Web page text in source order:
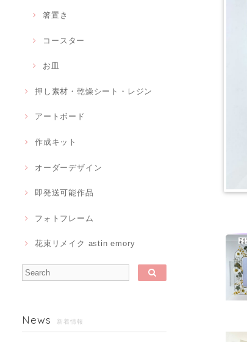
箸置き
コースター
お皿
押し素材・乾燥シート・レジン
アートボード
作成キット
オーダーデザイン
即発送可能作品
フォトフレーム
花束リメイク astin emory
News 新着情報